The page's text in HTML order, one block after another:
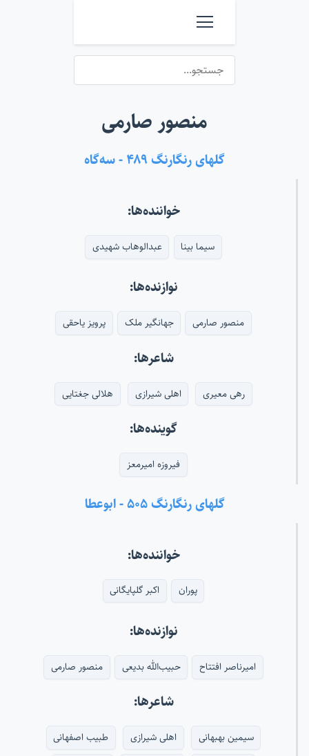
منصور صارمی
گلهای رنگارنگ ۴۸۹ - سه‌گاه
خواننده‌ها:
سیما بینا عبدالوهاب شهیدی
نوازنده‌ها:
منصور صارمی جهانگیر ملک پرویز یاحقی
شاعرها:
رهی معیری اهلی شیرازی هلالی جغتایی
گوینده‌ها:
فیروزه امیرمعز
گلهای رنگارنگ ۵۰۵ - ابوعطا
خواننده‌ها:
پوران اکبر گلپایگانی
نوازنده‌ها:
امیرناصر افتتاح حبیب‌الله بدیعی منصور صارمی
شاعرها:
سیمین بهبهانی اهلی شیرازی
طبیب اصفهانی